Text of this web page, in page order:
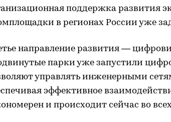
поддержка развития
в регионах России уже
направление развития —
парки уже запустили
управлять инженерными
эффективное
и происходит сейчас во